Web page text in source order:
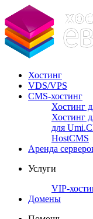
Хостинг
VDS/VPS
CMS-хостинг
Хостинг
Хостинг
для
HostCMS
Аренда
Услуги
VIP-
Домены